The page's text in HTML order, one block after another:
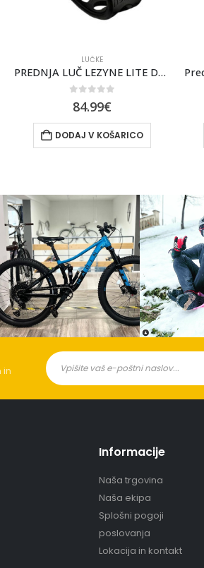
LUČKE
Prednja luč Lezyne Micro Drive PRO 1000+
79.99€
DODAJ V KOŠARICO
in
Informacije
Naša trgovina
Naša ekipa
Splošni pogoji
poslovanja
Lokacija in kontakt